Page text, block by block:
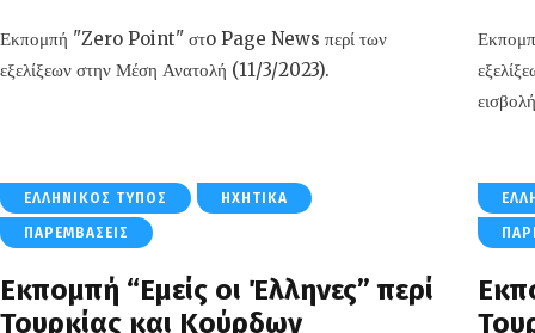
Εκπομπή "Zero Point" στo Page News περί των
εξελίξεων στην Μέση Ανατολή (11/3/2023).
ΕΛΛΗΝΙΚΌΣ ΤΎΠΟΣ ΗΧΗΤΙΚΆ
ΠΑΡΕΜΒΆΣΕΙΣ
Εκπομπή “Εμείς οι Έλληνες” περί
Τουρκίας και Κούρδων